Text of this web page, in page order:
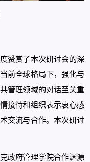
赞赏了本次研讨会的深
前全球格局下，强化与
管理领域的对话至关重
接待和组织表示衷心感
交流与合作。本次研讨
政府管理学院合作渊源